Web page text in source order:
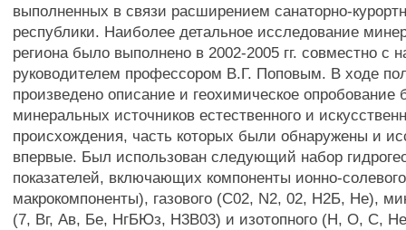
выполненных в связи расширением санаторно-
республики. Наиболее детальное исследование
региона было выполнено в 2002-2005 гг. совместно с
руководителем профессором В.Г. Поповым. В ходе
произведено описание и геохимическое опробование
минеральных источников естественного и
происхождения, часть которых были обнаружены и
впервые. Был использован следующий набор
показателей, включающих компоненты ионно-
макрокомпоненты), газового (С02, N2, 02, Н2Б, Не),
(7, Вг, Ав, Бе, НгБЮз, Н3В03) и изотопного (Н, О, С,